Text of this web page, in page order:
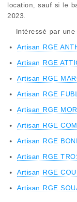
location, sauf si le
2023.
Intéressé par
Artisan RGE
Artisan RGE
Artisan RGE
Artisan RGE
Artisan RGE
Artisan RGE
Artisan RGE
Artisan RGE
Artisan RGE
Artisan RGE